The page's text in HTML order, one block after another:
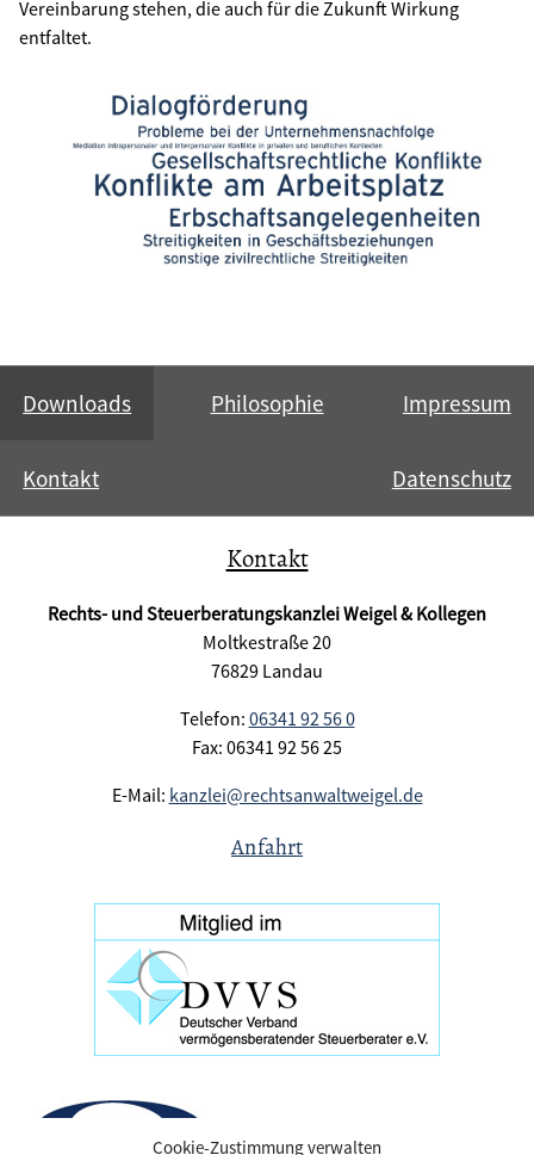
Cookie-Zustimmung verwalten
Vereinbarung stehen, die auch für die Zukunft Wirkung
entfaltet.
Downloads Philosophie Impressum
Kontakt Datenschutz
Kontakt
Rechts- und Steuerberatungskanzlei Weigel & Kollegen
Moltkestraße 20
76829 Landau
Telefon: 06341 92 56 0
Fax: 06341 92 56 25
E-Mail: kanzlei@rechtsanwaltweigel.de
Anfahrt